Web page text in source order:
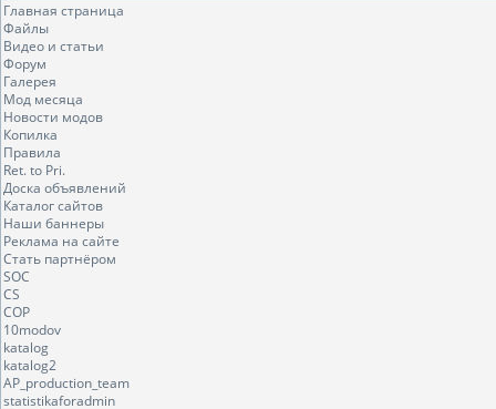
Главная страница
Файлы
Видео и статьи
Форум
Галерея
Мод месяца
Новости модов
Копилка
Правила
Ret. to Pri.
Доска объявлений
Каталог сайтов
Наши баннеры
Реклама на сайте
Стать партнёром
SOC
CS
COP
10modov
katalog
katalog2
AP_production_team
statistikaforadmin